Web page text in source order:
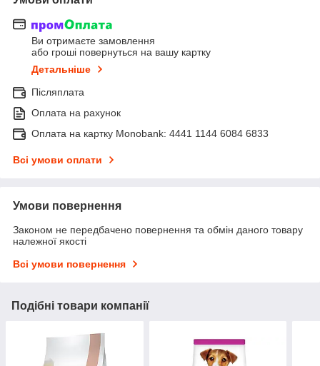
Ви отримаєте замовлення
або гроші повернуться на вашу картку
Детальніше
Післяплата
Оплата на рахунок
Оплата на картку Monobank: 4441 1144 6084 6833
Всі умови оплати
Умови повернення
Законом не передбачено повернення та обмін даного товару
належної якості
Всі умови повернення
Подібні товари компанії